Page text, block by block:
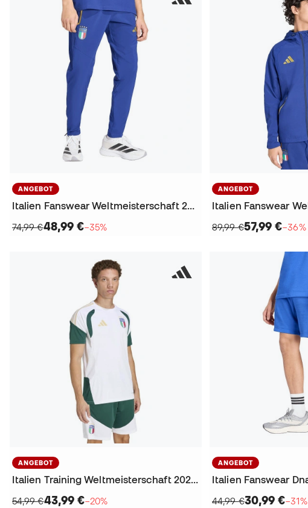
ANGEBOT
Italien Fanswear Weltmeisterschaft 2026 Lange Hosen
74,99 €48,99 €−35%
ANGEBOT
89,99 €57,99 €−36%
ANGEBOT
Italien Training Weltmeisterschaft 2026 T-Shirt
54,99 €43,99 €−20%
ANGEBOT
44,99 €30,99 €−31%